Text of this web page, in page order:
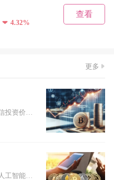
4.32%
查看
更多
市面上流传的FDG币并不具备可信投资价值，属于包装了区块链概...
综合公链扩容、去中心化金融、人工智能算力与隐私支付四大赛道的...